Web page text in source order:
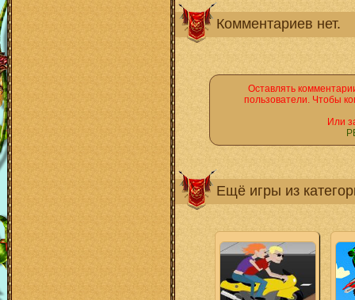
Комментариев нет.
Оставлять
пользователи. Чтобы
Или
Ещё игры из